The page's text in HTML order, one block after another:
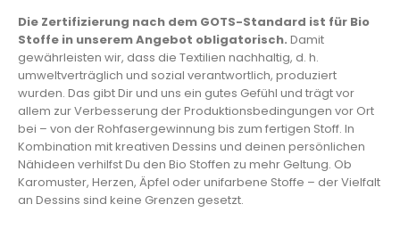
Die Zertifizierung nach dem GOTS-Standard ist für Bio
Stoffe in unserem Angebot obligatorisch. Damit
gewährleisten wir, dass die Textilien nachhaltig, d. h.
umweltverträglich und sozial verantwortlich, produziert
wurden. Das gibt Dir und uns ein gutes Gefühl und trägt vor
allem zur Verbesserung der Produktionsbedingungen vor Ort
bei – von der Rohfasergewinnung bis zum fertigen Stoff. In
Kombination mit kreativen Dessins und deinen persönlichen
Nähideen verhilfst Du den Bio Stoffen zu mehr Geltung. Ob
Karomuster, Herzen, Äpfel oder unifarbene Stoffe – der Vielfalt
an Dessins sind keine Grenzen gesetzt.